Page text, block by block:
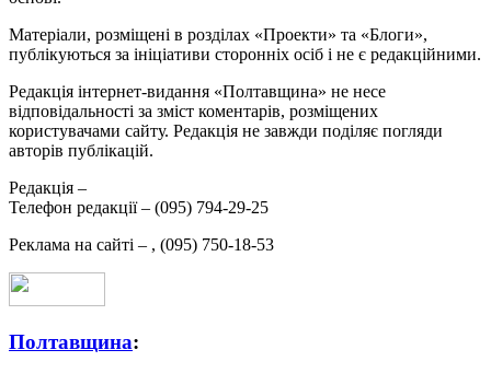
Матеріали, розміщені в розділах «Проекти» та «Блоги»,
публікуються за ініціативи сторонніх осіб і не є редакційними.
Редакція інтернет-видання «Полтавщина» не несе
відповідальності за зміст коментарів, розміщених
користувачами сайту. Редакція не завжди поділяє погляди
авторів публікацій.
Редакція –
Телефон редакції – (095) 794-29-25
Реклама на сайті – , (095) 750-18-53
Полтавщина: